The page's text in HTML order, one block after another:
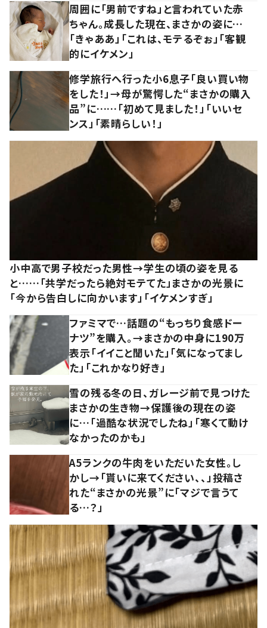
周囲に「男前ですね」と言われていた赤
ちゃん。成長した現在、まさかの姿に…
「きゃああ」「これは、モテるぞぉ」「客観
的にイケメン」
修学旅行へ行った小6息子「良い買い物
をした！」→母が驚愕した“まさかの購入
品”に……「初めて見ました！」「いいセ
ンス」「素晴らしい！」
小中高で男子校だった男性→学生の頃の姿を見る
と……「共学だったら絶対モテてた」まさかの光景に
「今から告白しに向かいます」「イケメンすぎ」
ファミマで…話題の“もっちり食感ドー
ナツ”を購入。→まさかの中身に190万
表示「イイこと聞いた」「気になってまし
た」「これかなり好き」
雪の残る冬の日、ガレージ前で見つけた
まさかの生き物→保護後の現在の姿
に…「過酷な状況でしたね」「寒くて動け
なかったのかも」
A5ランクの牛肉をいただいた女性。し
かし→「貰いに来てください、、」投稿さ
れた“まさかの光景”に「マジで言うて
る…？」